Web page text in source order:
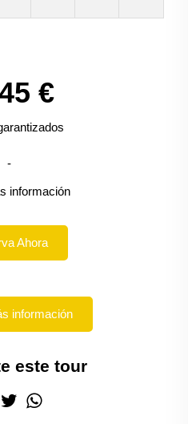
€
-
información
Ahora
información
este tour